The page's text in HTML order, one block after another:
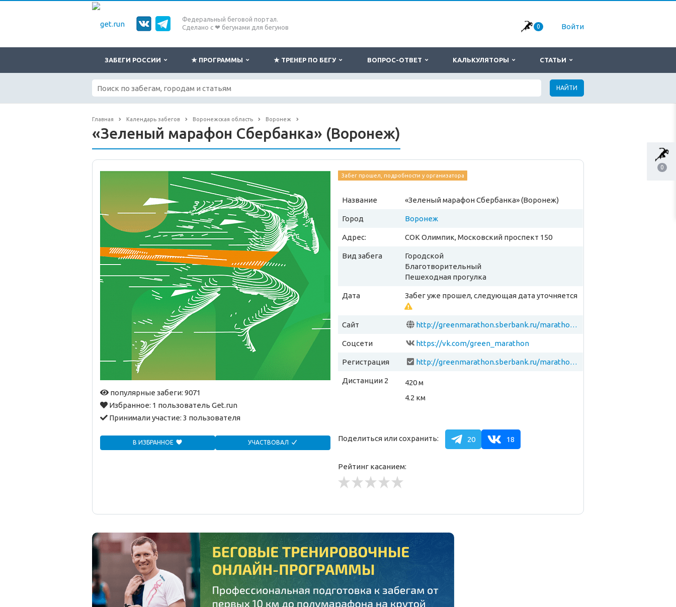
0
Федеральный беговой портал.
Сделано с ❤ бегунами для бегунов
0 Войти
ЗАБЕГИ РОССИИ ★ ПРОГРАММЫ ★ ТРЕНЕР ПО БЕГУ ВОПРОС-ОТВЕТ КАЛЬКУЛЯТОРЫ СТАТЬИ
НАЙТИ
Главная Календарь забегов Воронежская область Воронеж
«Зеленый марафон Сбербанка» (Воронеж)
популярные забеги: 9071
Избранное: 1 пользователь Get.run
Принимали участие: 3 пользователя
В ИЗБРАННОЕ УЧАСТВОВАЛ
Забег прошел, подробности у организатора
Название «Зеленый марафон Сбербанка» (Воронеж)
Город Воронеж
Адрес: СОК Олимпик, Московский проспект 150
Вид забега
Городской
Благотворительный
Пешеходная прогулка
Дата Забег уже прошел, следующая дата уточняется
Сайт http://greenmarathon.sberbank.ru/marathon/voronezh/
Соцсети https://vk.com/green_marathon
Регистрация http://greenmarathon.sberbank.ru/marathon/voronezh/
Дистанции 2
420 м
4.2 км
Поделиться или сохранить: 20 18
Рейтинг касанием: